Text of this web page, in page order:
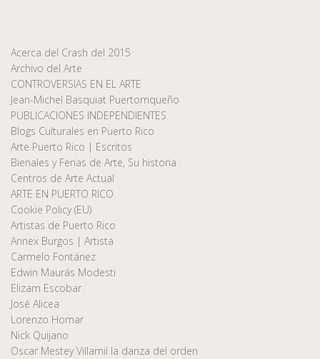
Acerca del Crash del 2015
Archivo del Arte
CONTROVERSIAS EN EL ARTE
Jean-Michel Basquiat Puertorriqueño
PUBLICACIONES INDEPENDIENTES
Blogs Culturales en Puerto Rico
Arte Puerto Rico | Escritos
Bienales y Ferias de Arte, Su historia
Centros de Arte Actual
ARTE EN PUERTO RICO
Cookie Policy (EU)
Artistas de Puerto Rico
Annex Burgos | Artista
Carmelo Fontánez
Edwin Maurás Modesti
Elizam Escobar
José Alicea
Lorenzo Homar
Nick Quijano
Oscar Mestey Villamil la danza del orden